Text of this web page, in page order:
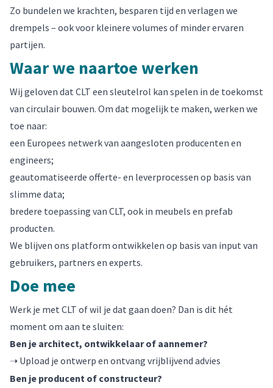
Zo bundelen we krachten, besparen tijd en verlagen we
drempels – ook voor kleinere volumes of minder ervaren
partijen.
Waar we naartoe werken
Wij geloven dat CLT een sleutelrol kan spelen in de toekomst
van circulair bouwen. Om dat mogelijk te maken, werken we
toe naar:
een Europees netwerk van aangesloten producenten en
engineers;
geautomatiseerde offerte- en leverprocessen op basis van
slimme data;
bredere toepassing van CLT, ook in meubels en prefab
producten.
We blijven ons platform ontwikkelen op basis van input van
gebruikers, partners en experts.
Doe mee
Werk je met CLT of wil je dat gaan doen? Dan is dit hét
moment om aan te sluiten:
Ben je architect, ontwikkelaar of aannemer?
➝ Upload je ontwerp en ontvang vrijblijvend advies
Ben je producent of constructeur?